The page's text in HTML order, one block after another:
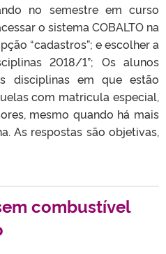
no semestre em curso
o sistema COBALTO na
“cadastros”; e escolher a
2018/1”; Os alunos
disciplinas em que estão
com matricula especial,
mesmo quando há mais
As respostas são objetivas,
combustível